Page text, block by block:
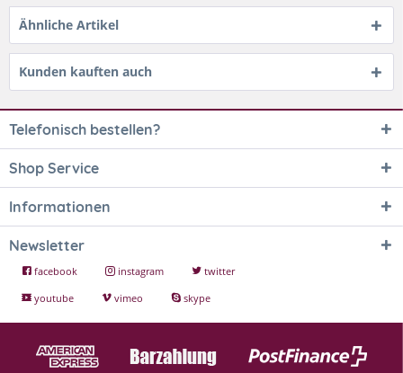
Ähnliche Artikel
Kunden kauften auch
Telefonisch bestellen?
Shop Service
Informationen
Newsletter
facebook instagram
twitter
youtube
vimeo skype